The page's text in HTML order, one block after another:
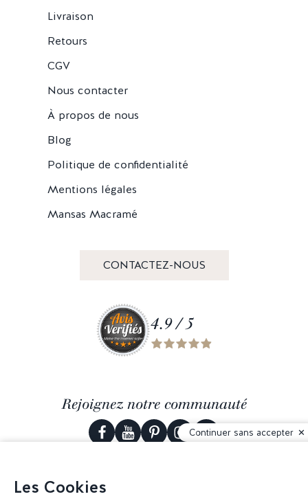
Livraison
Retours
CGV
Nous contacter
À propos de nous
Blog
Politique de confidentialité
Mentions légales
Mansas Macramé
CONTACTEZ-NOUS
4.9 / 5
Rejoignez notre communauté
© 2026 Corderie Mansas -
Continuer sans accepter
Les Cookies